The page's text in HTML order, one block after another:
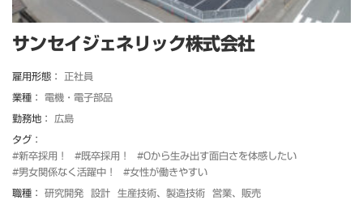
サンセイジェネリック株式会社
雇用形態： 正社員
業種： 電機・電子部品
勤務地： 広島
タグ：
#新卒採用！
#既卒採用！
#0から生み出す面白さを体感したい
#男女関係なく活躍中！
#女性が働きやすい
職種： 研究開発 設計 生産技術、製造技術 営業、販売